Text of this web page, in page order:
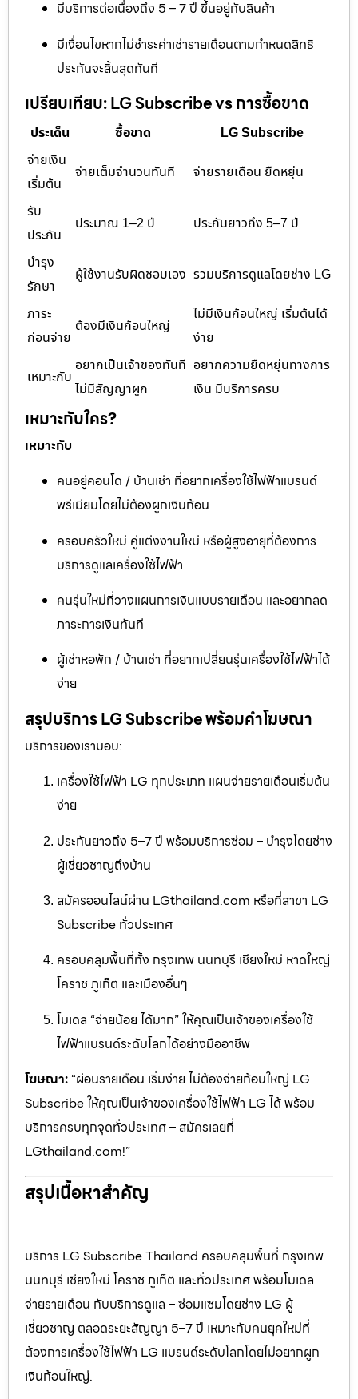
มีบริการต่อเนื่องถึง 5 – 7 ปี ขึ้นอยู่กับสินค้า
มีเงื่อนไขหากไม่ชำระค่าเช่ารายเดือนตามกำหนดสิทธิ
ประกันจะสิ้นสุดทันที
เปรียบเทียบ: LG Subscribe vs การซื้อขาด
ประเด็น ซื้อขาด
LG Subscribe
จ่ายเงิน
เริ่มต้น
จ่ายเต็มจำนวนทันที จ่ายรายเดือน ยืดหยุ่น
รับ
ประกัน
ประมาณ 1–2 ปี ประกันยาวถึง 5–7 ปี
บำรุง
รักษา
ผู้ใช้งานรับผิดชอบเอง รวมบริการดูแลโดยช่าง LG
ภาระ
ก่อนจ่าย
ต้องมีเงินก้อนใหญ่
ไม่มีเงินก้อนใหญ่ เริ่มต้นได้
ง่าย
เหมาะกับ
อยากเป็นเจ้าของทันที
ไม่มีสัญญาผูก
อยากความยืดหยุ่นทางการ
เงิน มีบริการครบ
เหมาะกับใคร?
เหมาะกับ
คนอยู่คอนโด / บ้านเช่า ที่อยากเครื่องใช้ไฟฟ้าแบรนด์
พรีเมียมโดยไม่ต้องผูกเงินก้อน
ครอบครัวใหม่ คู่แต่งงานใหม่ หรือผู้สูงอายุที่ต้องการ
บริการดูแลเครื่องใช้ไฟฟ้า
คนรุ่นใหม่ที่วางแผนการเงินแบบรายเดือน และอยากลด
ภาระการเงินทันที
ผู้เช่าหอพัก / บ้านเช่า ที่อยากเปลี่ยนรุ่นเครื่องใช้ไฟฟ้าได้
ง่าย
สรุปบริการ LG Subscribe พร้อมคำโฆษณา
บริการของเรามอบ:
เครื่องใช้ไฟฟ้า LG ทุกประเภท แผนจ่ายรายเดือนเริ่มต้น
ง่าย
ประกันยาวถึง 5–7 ปี พร้อมบริการซ่อม – บำรุงโดยช่าง
ผู้เชี่ยวชาญถึงบ้าน
สมัครออนไลน์ผ่าน LGthailand.com หรือที่สาขา LG
Subscribe ทั่วประเทศ
ครอบคลุมพื้นที่ทั้ง กรุงเทพ นนทบุรี เชียงใหม่ หาดใหญ่
โคราช ภูเก็ต และเมืองอื่นๆ
โมเดล “จ่ายน้อย ได้มาก” ให้คุณเป็นเจ้าของเครื่องใช้
ไฟฟ้าแบรนด์ระดับโลกได้อย่างมืออาชีพ
โฆษณา: “ผ่อนรายเดือน เริ่มง่าย ไม่ต้องจ่ายก้อนใหญ่ LG
Subscribe ให้คุณเป็นเจ้าของเครื่องใช้ไฟฟ้า LG ได้ พร้อม
บริการครบทุกจุดทั่วประเทศ – สมัครเลยที่
LGthailand.com!”
สรุปเนื้อหาสำคัญ
บริการ LG Subscribe Thailand ครอบคลุมพื้นที่ กรุงเทพ
นนทบุรี เชียงใหม่ โคราช ภูเก็ต และทั่วประเทศ พร้อมโมเดล
จ่ายรายเดือน กับบริการดูแล – ซ่อมแซมโดยช่าง LG ผู้
เชี่ยวชาญ ตลอดระยะสัญญา 5–7 ปี เหมาะกับคนยุคใหม่ที่
ต้องการเครื่องใช้ไฟฟ้า LG แบรนด์ระดับโลกโดยไม่อยากผูก
เงินก้อนใหญ่.